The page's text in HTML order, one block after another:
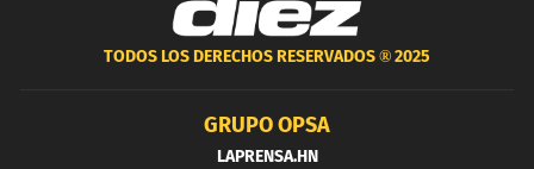
TODOS LOS DERECHOS RESERVADOS ®2025
GRUPO OPSA
LAPRENSA.HN